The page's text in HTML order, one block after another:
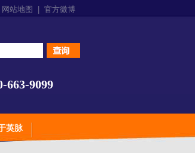
网站地图 官方微博
663-9099
英脉